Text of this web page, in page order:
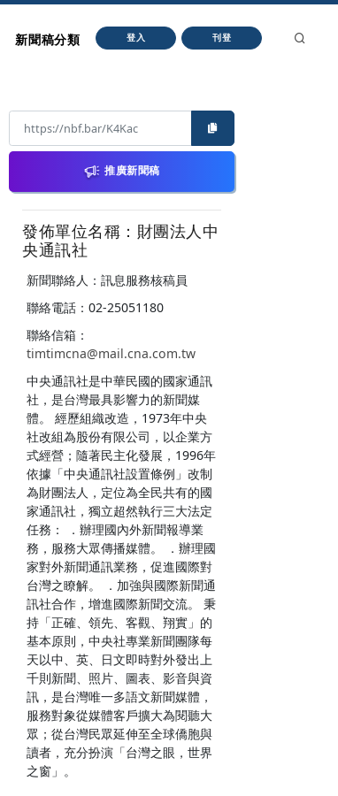
新聞稿分類 登入 刊登
推廣新聞稿
發佈單位名稱：財團法人中
央通訊社
新聞聯絡人：訊息服務核稿員
聯絡電話：02-25051180
聯絡信箱：
timtimcna@mail.cna.com.tw
中央通訊社是中華民國的國家通訊
社，是台灣最具影響力的新聞媒
體。 經歷組織改造，1973年中央
社改組為股份有限公司，以企業方
式經營；隨著民主化發展，1996年
依據「中央通訊社設置條例」改制
為財團法人，定位為全民共有的國
家通訊社，獨立超然執行三大法定
任務： ．辦理國內外新聞報導業
務，服務大眾傳播媒體。 ．辦理國
家對外新聞通訊業務，促進國際對
台灣之瞭解。 ．加強與國際新聞通
訊社合作，增進國際新聞交流。 秉
持「正確、領先、客觀、翔實」的
基本原則，中央社專業新聞團隊每
天以中、英、日文即時對外發出上
千則新聞、照片、圖表、影音與資
訊，是台灣唯一多語文新聞媒體，
服務對象從媒體客戶擴大為閱聽大
眾；從台灣民眾延伸至全球僑胞與
讀者，充分扮演「台灣之眼，世界
之窗」。